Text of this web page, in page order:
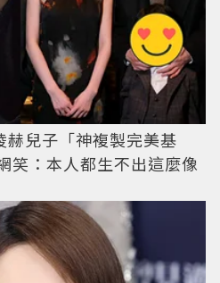
赫兒子「神複製完美基
笑：本人都生不出這麼像